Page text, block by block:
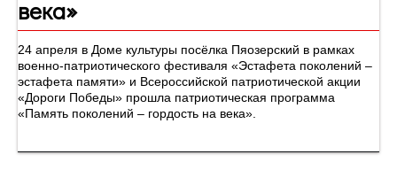
века»
24 апреля в Доме культуры посёлка Пяозерский в рамках
военно-патриотического фестиваля «Эстафета поколений –
эстафета памяти» и Всероссийской патриотической акции
«Дороги Победы» прошла патриотическая программа
«Память поколений – гордость на века».